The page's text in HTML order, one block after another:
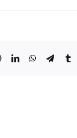
RedditLinkedInWhatsApp